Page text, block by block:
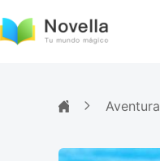
Aventura